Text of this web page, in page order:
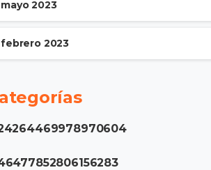
mayo 2023
febrero 2023